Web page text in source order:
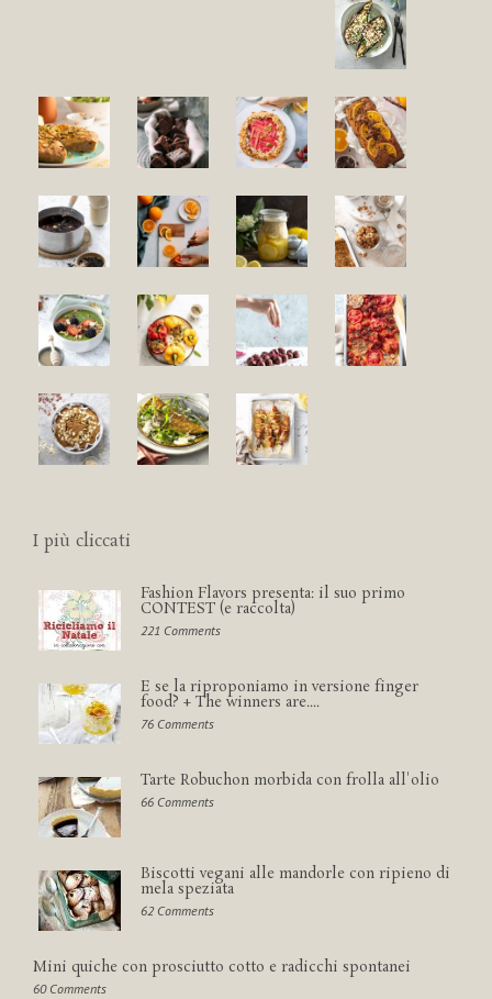
I più cliccati
Fashion Flavors presenta: il suo primo
CONTEST (e raccolta)
221 Comments
E se la riproponiamo in versione finger
food? + The winners are....
76 Comments
Tarte Robuchon morbida con frolla all'olio
66 Comments
Biscotti vegani alle mandorle con ripieno di
mela speziata
62 Comments
Mini quiche con prosciutto cotto e radicchi spontanei
60 Comments